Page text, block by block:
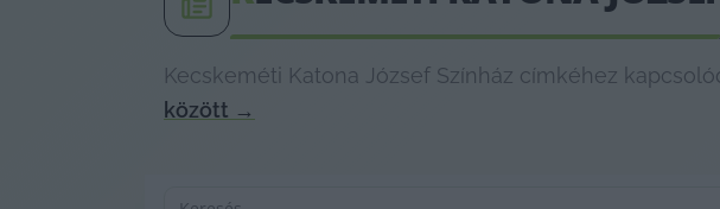
Kecskeméti Katona József Színház címkéhez
között →